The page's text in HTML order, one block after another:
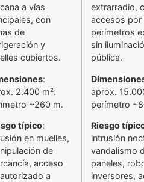
a vías
con
de
y
cubiertos.
:
2.400 m²:
~260 m.
típico:
en muelles,
de
acceso
a
extrarradio,
accesos por
perímetros
sin
pública.
aprox.
perímetro
Riesgo
intrusión
vandalismo
paneles,
inversores,